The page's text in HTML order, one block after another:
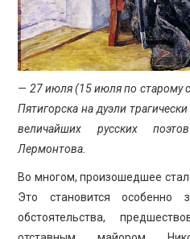
— 27 июля (15 июля по старому
Пятигорска на дуэли
величайших русских
Лермонтова.
Во многом, произошедшее
Это становится особенно
обстоятельства,